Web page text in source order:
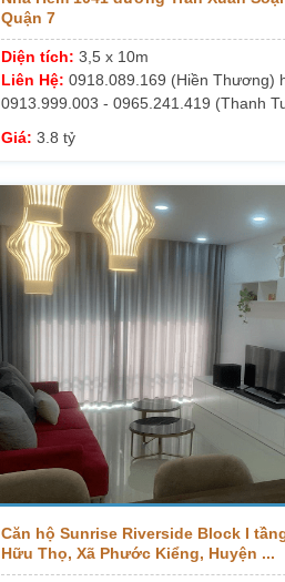
Quận 7
Diện tích:3,5 x 10m
Liên Hệ:0918.089.169 (Hiền Thương)
0913.999.003 - 0965.241.419 (Thanh
Giá:3.8 tỷ
Căn hộ Sunrise Riverside Block I
Hữu Thọ, Xã Phước Kiểng, Huyện ...